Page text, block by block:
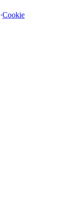
·Cookie